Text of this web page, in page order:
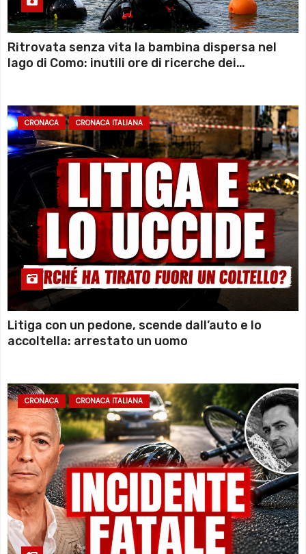
Ritrovata senza vita la bambina dispersa nel
lago di Como: inutili ore di ricerche dei
CRONACA CRONACA ITALIANA
Litiga con un pedone, scende dall’auto e lo
accoltella: arrestato un uomo
CRONACA CRONACA ITALIANA